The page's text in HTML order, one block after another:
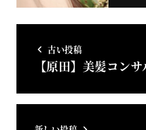
古い投稿
【原田】美髪コン